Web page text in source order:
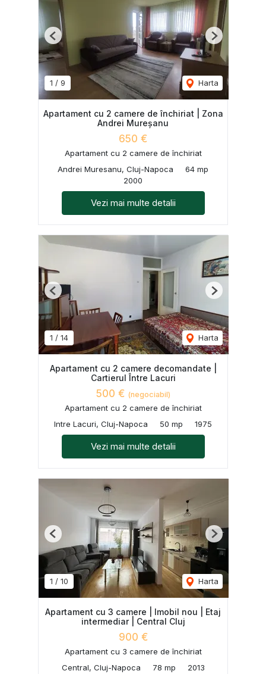
1 / 9 Harta
Previous Next
Apartament cu 2 camere de închiriat | Zona
Andrei Mureșanu
650 €
Apartament cu 2 camere de închiriat
Andrei Muresanu, Cluj-Napoca
64 mp
2000
Vezi mai multe detalii
1 / 14 Harta
Previous Next
Apartament cu 2 camere decomandate |
Cartierul Între Lacuri
500 € (negociabil)
Apartament cu 2 camere de închiriat
Intre Lacuri, Cluj-Napoca
50 mp 1975
Vezi mai multe detalii
1 / 10 Harta
Previous Next
Apartament cu 3 camere | Imobil nou | Etaj
intermediar | Central Cluj
900 €
Apartament cu 3 camere de închiriat
Central, Cluj-Napoca
78 mp 2013